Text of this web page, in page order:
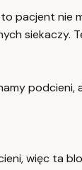
nie
siekaczy.
więc ta